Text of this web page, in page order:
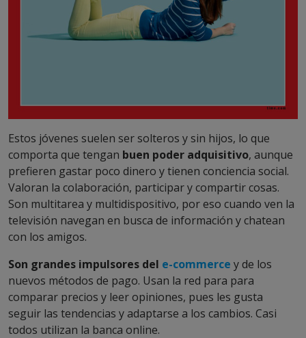
Estos jóvenes suelen ser solteros y sin hijos, lo que
comporta que tengan buen poder adquisitivo, aunque
prefieren gastar poco dinero y tienen conciencia social.
Valoran la colaboración, participar y compartir cosas.
Son multitarea y multidispositivo, por eso cuando ven la
televisión navegan en busca de información y chatean
con los amigos.
Son grandes impulsores del e-commerce y de los
nuevos métodos de pago. Usan la red para para
comparar precios y leer opiniones, pues les gusta
seguir las tendencias y adaptarse a los cambios. Casi
todos utilizan la banca online.